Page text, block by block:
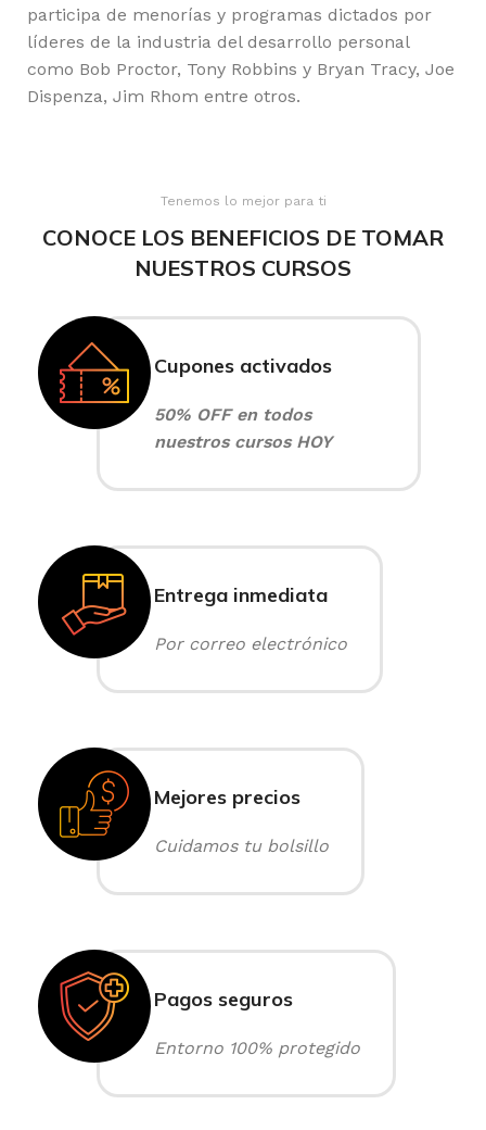
participa de menorías y programas dictados por
líderes de la industria del desarrollo personal
como Bob Proctor, Tony Robbins y Bryan Tracy, Joe
Dispenza, Jim Rhom entre otros.
Tenemos lo mejor para ti
CONOCE LOS BENEFICIOS DE TOMAR
NUESTROS CURSOS
Cupones activados
50% OFF en todos
nuestros cursos HOY
Entrega inmediata
Por correo electrónico
Mejores precios
Cuidamos tu bolsillo
Pagos seguros
Entorno 100% protegido